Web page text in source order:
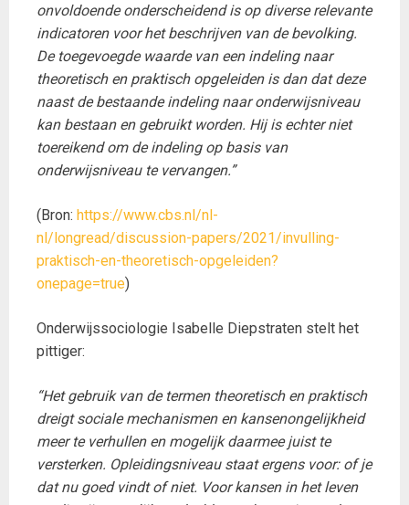
onvoldoende onderscheidend is op diverse relevante
indicatoren voor het beschrijven van de bevolking.
De toegevoegde waarde van een indeling naar
theoretisch en praktisch opgeleiden is dan dat deze
naast de bestaande indeling naar onderwijsniveau
kan bestaan en gebruikt worden. Hij is echter niet
toereikend om de indeling op basis van
onderwijsniveau te vervangen.”
(Bron: https://www.cbs.nl/nl-
nl/longread/discussion-papers/2021/invulling-
praktisch-en-theoretisch-opgeleiden?
onepage=true)
Onderwijssociologie Isabelle Diepstraten stelt het
pittiger:
“Het gebruik van de termen theoretisch en praktisch
dreigt sociale mechanismen en kansenongelijkheid
meer te verhullen en mogelijk daarmee juist te
versterken. Opleidingsniveau staat ergens voor: of je
dat nu goed vindt of niet. Voor kansen in het leven